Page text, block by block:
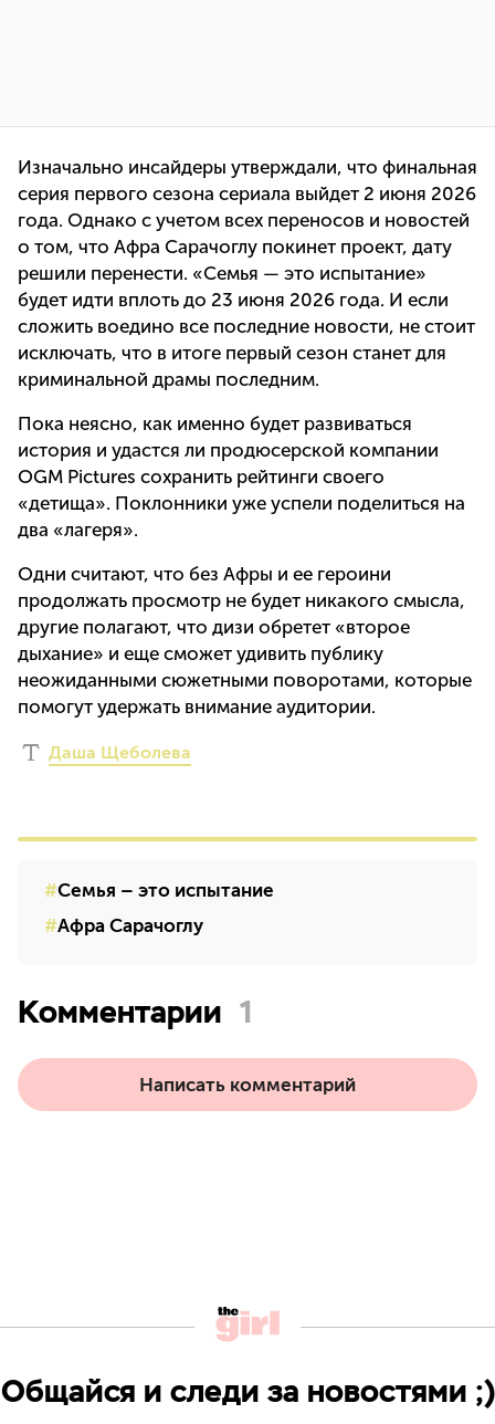
Изначально инсайдеры утверждали, что финальная
серия первого сезона сериала выйдет 2 июня 2026
года. Однако с учетом всех переносов и новостей
о том, что Афра Сарачоглу покинет проект, дату
решили перенести. «Семья — это испытание»
будет идти вплоть до 23 июня 2026 года. И если
сложить воедино все последние новости, не стоит
исключать, что в итоге первый сезон станет для
криминальной драмы последним.
Пока неясно, как именно будет развиваться
история и удастся ли продюсерской компании
OGM Pictures сохранить рейтинги своего
«детища». Поклонники уже успели поделиться на
два «лагеря».
Одни считают, что без Афры и ее героини
продолжать просмотр не будет никакого смысла,
другие полагают, что дизи обретет «второе
дыхание» и еще сможет удивить публику
неожиданными сюжетными поворотами, которые
помогут удержать внимание аудитории.
Даша Щеболева
Семья – это испытание
Афра Сарачоглу
Комментарии 1
Написать комментарий
Общайся и следи за новостями ;)